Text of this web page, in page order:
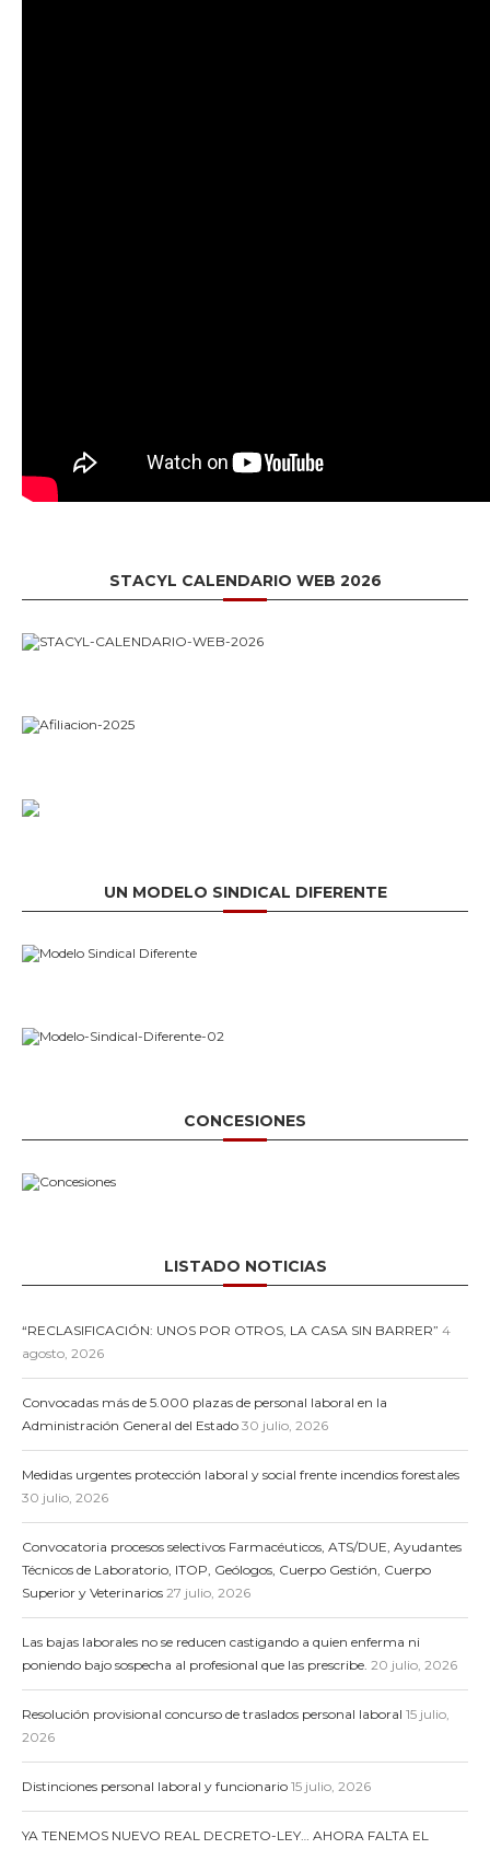
STACYL CALENDARIO WEB 2026
UN MODELO SINDICAL DIFERENTE
CONCESIONES
LISTADO NOTICIAS
“RECLASIFICACIÓN: UNOS POR OTROS, LA CASA SIN BARRER” 4
agosto, 2026
Convocadas más de 5.000 plazas de personal laboral en la
Administración General del Estado 30 julio, 2026
Medidas urgentes protección laboral y social frente incendios forestales
30 julio, 2026
Convocatoria procesos selectivos Farmacéuticos, ATS/DUE, Ayudantes
Técnicos de Laboratorio, ITOP, Geólogos, Cuerpo Gestión, Cuerpo
Superior y Veterinarios 27 julio, 2026
Las bajas laborales no se reducen castigando a quien enferma ni
poniendo bajo sospecha al profesional que las prescribe. 20 julio, 2026
Resolución provisional concurso de traslados personal laboral 15 julio,
2026
Distinciones personal laboral y funcionario 15 julio, 2026
YA TENEMOS NUEVO REAL DECRETO-LEY… AHORA FALTA EL